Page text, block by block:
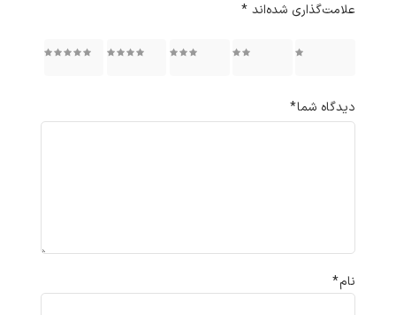
علامت‌گذاری شده‌اند *
۳ از ۵ ۴ از ۵ ۵ از ۵
دیدگاه شما*
نام*